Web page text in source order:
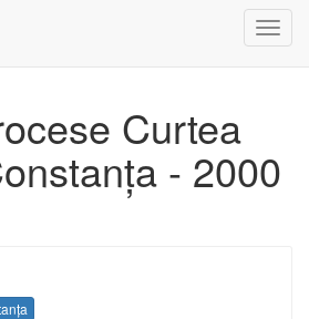
Curtea
- 2000